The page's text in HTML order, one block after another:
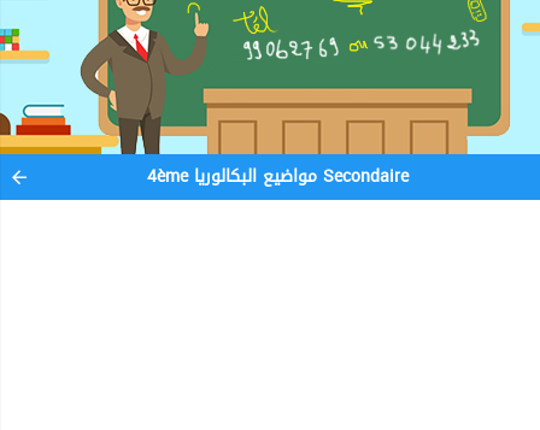
4ème مواضيع البكالوريا Secondaire